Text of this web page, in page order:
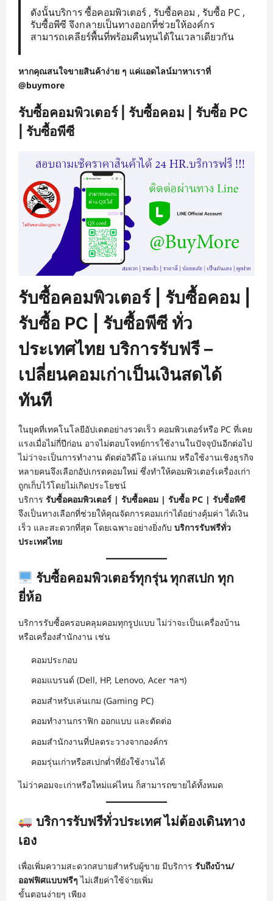
ดังนั้นบริการ ซื้อคอมพิวเตอร์ , รับซื้อคอม , รับซื้อ PC ,
รับซื้อพีซี จึงกลายเป็นทางออกที่ช่วยให้องค์กร
สามารถเคลียร์พื้นที่พร้อมคืนทุนได้ในเวลาเดียวกัน
หากคุณสนใจขายสินค้าง่าย ๆ แค่แอดไลน์มาหาเราที่
@buymore
รับซื้อคอมพิวเตอร์ | รับซื้อคอม | รับซื้อ PC
| รับซื้อพีซี
รับซื้อคอมพิวเตอร์ | รับซื้อคอม |
รับซื้อ PC | รับซื้อพีซี ทั่ว
ประเทศไทย บริการรับฟรี –
เปลี่ยนคอมเก่าเป็นเงินสดได้
ทันที
ในยุคที่เทคโนโลยีอัปเดตอย่างรวดเร็ว คอมพิวเตอร์หรือ PC ที่เคย
แรงเมื่อไม่กี่ปีก่อน อาจไม่ตอบโจทย์การใช้งานในปัจจุบันอีกต่อไป
ไม่ว่าจะเป็นการทำงาน ตัดต่อวิดีโอ เล่นเกม หรือใช้งานเชิงธุรกิจ
หลายคนจึงเลือกอัปเกรดคอมใหม่ ซึ่งทำให้คอมพิวเตอร์เครื่องเก่า
ถูกเก็บไว้โดยไม่เกิดประโยชน์
บริการ รับซื้อคอมพิวเตอร์ | รับซื้อคอม | รับซื้อ PC | รับซื้อพีซี
จึงเป็นทางเลือกที่ช่วยให้คุณจัดการคอมเก่าได้อย่างคุ้มค่า ได้เงิน
เร็ว และสะดวกที่สุด โดยเฉพาะอย่างยิ่งกับ บริการรับฟรีทั่ว
ประเทศไทย
รับซื้อคอมพิวเตอร์ทุกรุ่น ทุกสเปก ทุก
ยี่ห้อ
บริการรับซื้อครอบคลุมคอมทุกรูปแบบ ไม่ว่าจะเป็นเครื่องบ้าน
หรือเครื่องสำนักงาน เช่น
คอมประกอบ
คอมแบรนด์ (Dell, HP, Lenovo, Acer ฯลฯ)
คอมสำหรับเล่นเกม (Gaming PC)
คอมทำงานกราฟิก ออกแบบ และตัดต่อ
คอมสำนักงานที่ปลดระวางจากองค์กร
คอมรุ่นเก่าหรือสเปกต่ำที่ยังใช้งานได้
ไม่ว่าคอมจะเก่าหรือใหม่แค่ไหน ก็สามารถขายได้ทั้งหมด
บริการรับฟรีทั่วประเทศ ไม่ต้องเดินทาง
เอง
เพื่อเพิ่มความสะดวกสบายสำหรับผู้ขาย มีบริการ รับถึงบ้าน/
ออฟฟิศแบบฟรีๆ ไม่เสียค่าใช้จ่ายเพิ่ม
ขั้นตอนง่ายๆ เพียง